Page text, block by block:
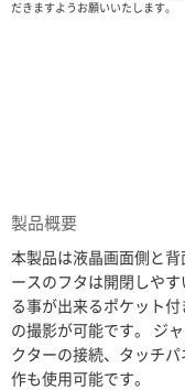
だきますようお願いいたします。
製品概要
本製品は液晶画面側と
ースのフタは開閉しや
る事が出来るポケット
の撮影が可能です。 ジ
クターの接続、タッチ
作も使用可能です。